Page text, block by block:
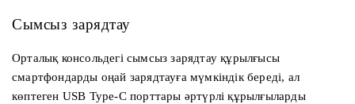
Сымсыз зарядтау
Орталық консольдегі сымсыз зарядтау құрылғысы
смартфондарды оңай зарядтауға мүмкіндік береді, ал
көптеген USB Type-C порттары әртүрлі құрылғыларды